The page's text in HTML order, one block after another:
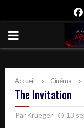
PRIMARY
Accueil Cinéma
The Invitation
Par Krueger 13